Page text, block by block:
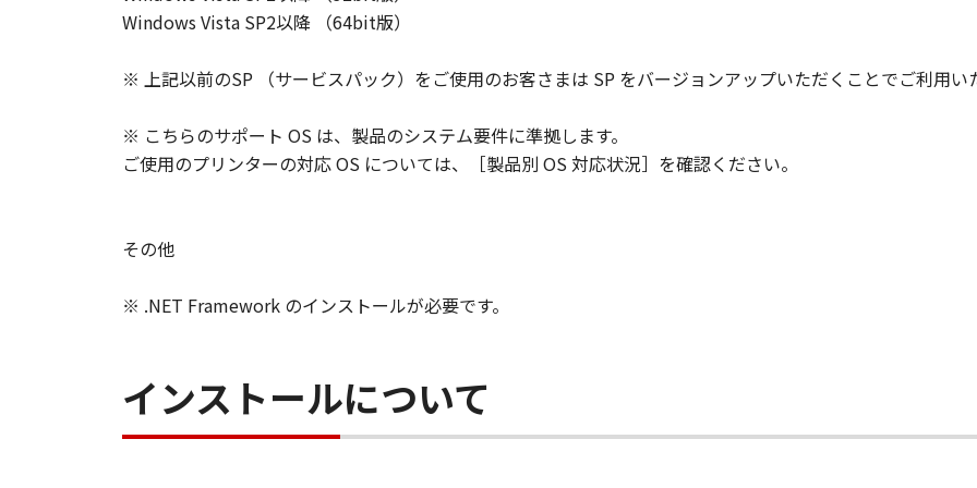
Windows Vista SP2以降 （64bit版）
※ 上記以前のSP （サービスパック）をご使用のお客さまは SP をバージョンアップいただくことでご利用い
※ こちらのサポート OS は、製品のシステム要件に準拠します。
ご使用のプリンターの対応 OS については、［製品別 OS 対応状況］を確認ください。
その他
※ .NET Framework のインストールが必要です。
インストールについて